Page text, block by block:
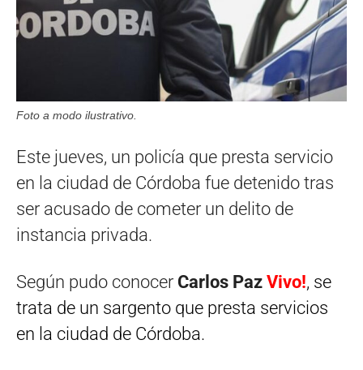
Foto a modo ilustrativo.
Este jueves, un policía que presta servicio
en la ciudad de Córdoba fue detenido tras
ser acusado de cometer un delito de
instancia privada.
Según pudo conocer Carlos Paz Vivo!, se
trata de un sargento que presta servicios
en la ciudad de Córdoba.